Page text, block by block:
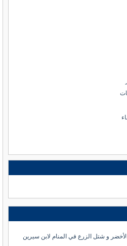
و شتل الزرع في المنام لابن سيرين